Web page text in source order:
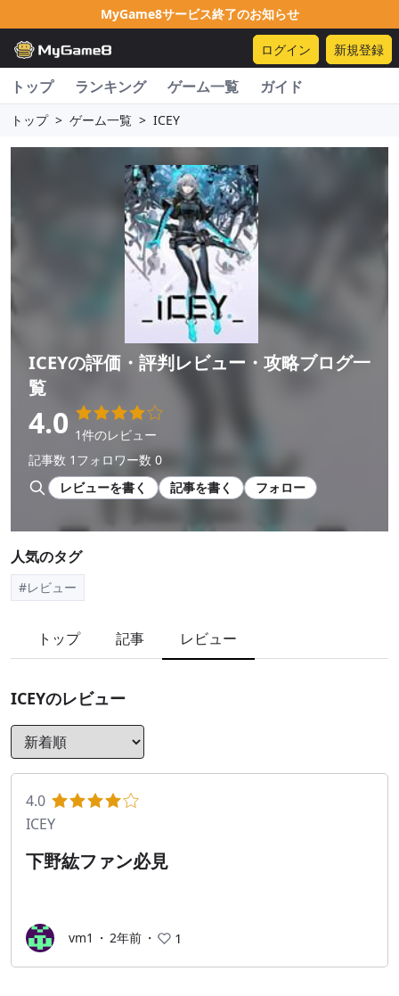
MyGame8サービス終了のお知らせ
ログイン 新規登録
トップ ランキング ゲーム一覧 ガイド
トップ > ゲーム一覧 > ICEY
ICEYの評価・評判レビュー・攻略ブログ一
覧
4.0 1件のレビュー
記事数 1 フォロワー数 0
レビューを書く
記事を書く フォロー
人気のタグ
#レビュー
トップ 記事 レビュー
ICEYのレビュー
4.0
ICEY
下野紘ファン必見
vm1 ・ 2年前 ・ 1